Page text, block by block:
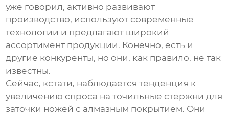
уже говорил, активно развивают
производство, используют современные
технологии и предлагают широкий
ассортимент продукции. Конечно, есть и
другие конкуренты, но они, как правило, не так
известны.
Сейчас, кстати, наблюдается тенденция к
увеличению спроса на точильные стержни для
заточки ножей с алмазным покрытием. Они